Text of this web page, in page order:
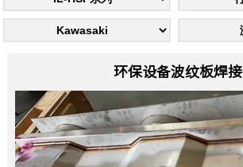
环保设备波纹板焊接